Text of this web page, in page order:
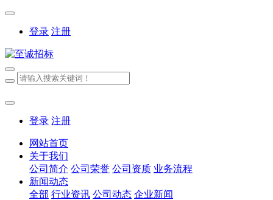
登录 注册
登录 注册
网站首页
关于我们
公司简介 公司荣誉 公司资质 业务流程
新闻动态
全部 行业资讯 公司动态 企业新闻